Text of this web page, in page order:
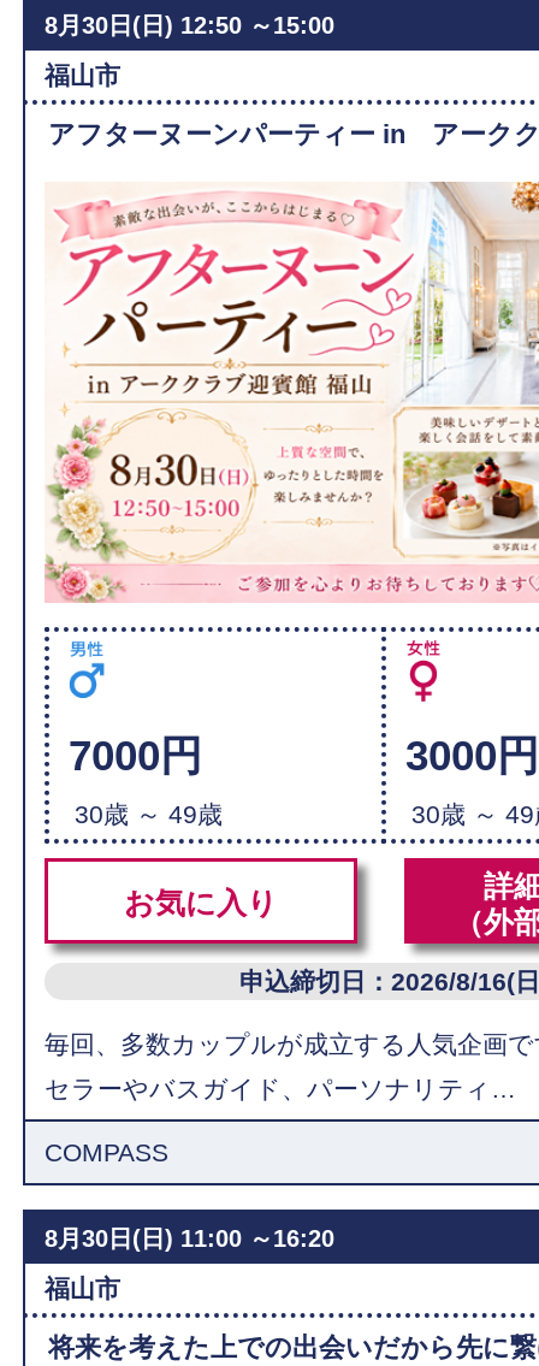
8月30日(日) 12:50 ～15:00
福山市
アフターヌーンパーティー in アーク
7000円
30歳 ～ 49歳
3000円
30歳 ～
お気に入り
詳
（外
申込締切日：2026/8/16(
毎回、多数カップルが成立する人気企画
セラーやバスガイド、パーソナリティ…
COMPASS
8月30日(日) 11:00 ～16:20
福山市
将来を考えた上での出会いだから先に